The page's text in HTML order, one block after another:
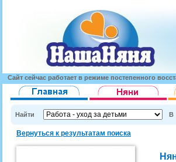
Сайт сейчас работает в режиме постепенного
Найти В
Вернуться к результатам поиска